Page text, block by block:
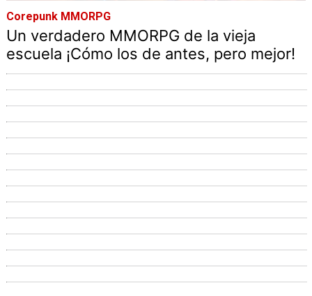
Corepunk MMORPG
Un verdadero MMORPG de la vieja
escuela ¡Cómo los de antes, pero mejor!